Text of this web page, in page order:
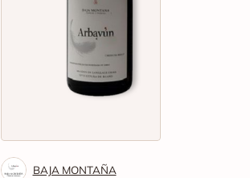
BAJA MONTAÑA